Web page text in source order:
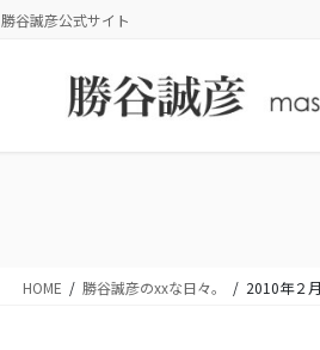
勝谷誠彦公式サイト
HOME 勝谷誠彦のxxな日々。 2010年２